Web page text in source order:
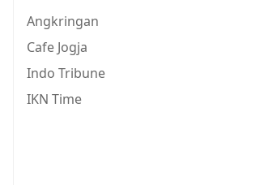
Angkringan
Cafe Jogja
Indo Tribune
IKN Time